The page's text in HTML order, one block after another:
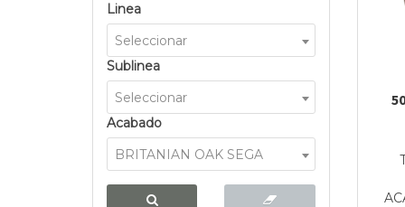
Linea
Seleccionar
Sublinea
Seleccionar
Acabado
BRITANIAN OAK SEGA